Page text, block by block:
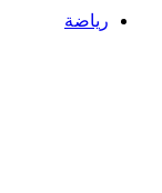
رياضة